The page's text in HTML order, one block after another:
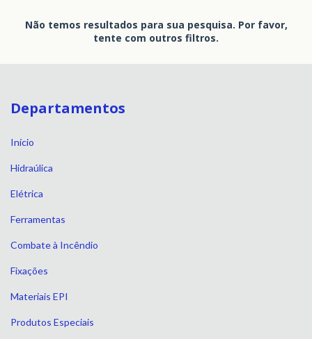
Não temos resultados para sua pesquisa. Por favor,
tente com outros filtros.
Departamentos
Início
Hidraúlica
Elétrica
Ferramentas
Combate à Incêndio
Fixações
Materiais EPI
Produtos Especiais